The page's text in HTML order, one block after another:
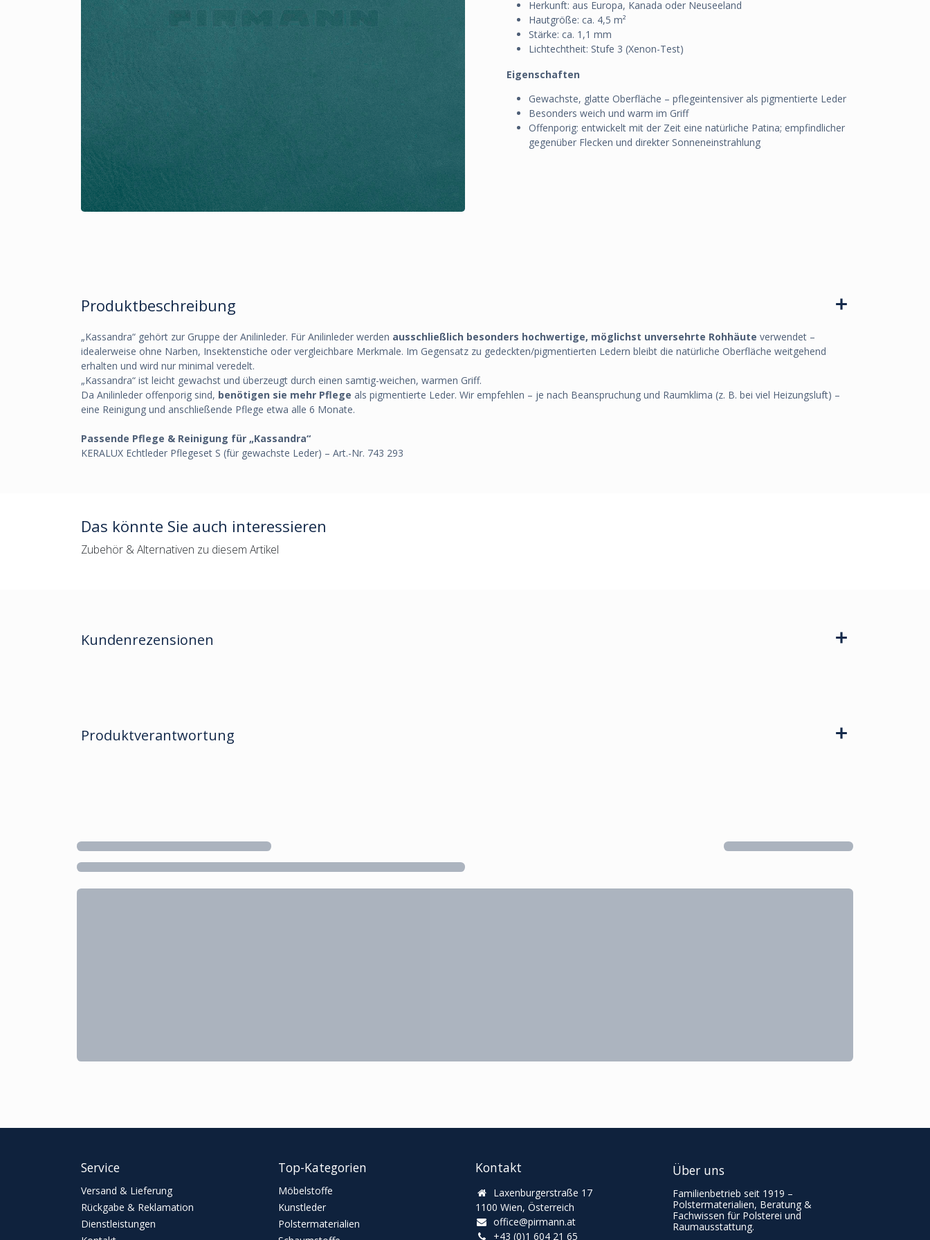
Herkunft: aus Europa, Kanada oder Neuseeland
Hautgröße: ca. 4,5 m²
Stärke: ca. 1,1 mm
Lichtechtheit: Stufe 3 (Xenon-Test)
Eigenschaften
Gewachste, glatte Oberfläche – pflegeintensiver als pigmentierte Leder
Besonders weich und warm im Griff
Offenporig: entwickelt mit der Zeit eine natürliche Patina; empfindlicher
gegenüber Flecken und direkter Sonneneinstrahlung
Produktbeschreibung
„Kassandra“ gehört zur Gruppe der Anilinleder. Für Anilinleder werden ausschließlich besonders hochwertige, möglichst unversehrte Rohhäute verwendet –
idealerweise ohne Narben, Insektenstiche oder vergleichbare Merkmale. Im Gegensatz zu gedeckten/pigmentierten Ledern bleibt die natürliche Oberfläche weitgehend
erhalten und wird nur minimal veredelt.
„Kassandra“ ist leicht gewachst und überzeugt durch einen samtig-weichen, warmen Griff.
Da Anilinleder offenporig sind, benötigen sie mehr Pflege als pigmentierte Leder. Wir empfehlen – je nach Beanspruchung und Raumklima (z. B. bei viel Heizungsluft) –
eine Reinigung und anschließende Pflege etwa alle 6 Monate.
Passende Pflege & Reinigung für „Kassandra“
KERALUX Echtleder Pflegeset S (für gewachste Leder) – Art.-Nr. 743 293
Das könnte Sie auch interessieren
Zubehör & Alternativen zu diesem Artikel
Kundenrezensionen
Produktverantwortung
Service
Versand & Lieferung
Rückgabe & Reklamation
Dienstleistungen
Top-Kategorien
Möbelstoffe
Kunstleder
Polstermaterialien
Kontakt
Laxenburgerstraße 17
1100 Wien, Österreich
office@pirmann.at
+43 (0)1 604 21 65
Über uns
Familienbetrieb seit 1919 –
Polstermaterialien, Beratung &
Fachwissen für Polsterei und
Raumausstattung.